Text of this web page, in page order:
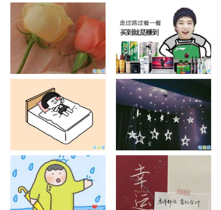
日出文案温柔句子 看日出的微
信说说配图
晒风景照的唯美说说配图 适合
发风景的朋友圈文案
官宣恋爱的说说配图 官宣句子
抖音摆地摊文案 摆地摊的搞笑
说说带图片
谐音梗土味情话大全带图片 油
腻搞笑的土味情话
很酷的霸气句子带图片 最新霸
气说说高冷范